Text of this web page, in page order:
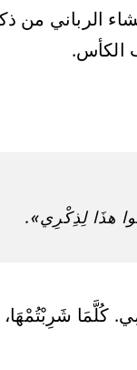
الرباني من
الكأس.
هذَا لِذِكْرِي».
كُلَّمَا شَرِبْتُمْهَا،